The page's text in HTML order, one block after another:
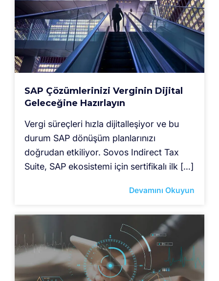
SAP Çözümlerinizi Verginin Dijital
Geleceğine Hazırlayın
Vergi süreçleri hızla dijitalleşiyor ve bu
durum SAP dönüşüm planlarınızı
doğrudan etkiliyor. Sovos Indirect Tax
Suite, SAP ekosistemi için sertifikalı ilk […]
Devamını Okuyun